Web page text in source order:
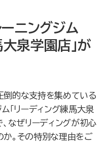
ニングジム
大泉学園店」が
倒的な支持を集めている
「リーディング練馬大泉
なぜリーディングが初心
。その特別な理由をご